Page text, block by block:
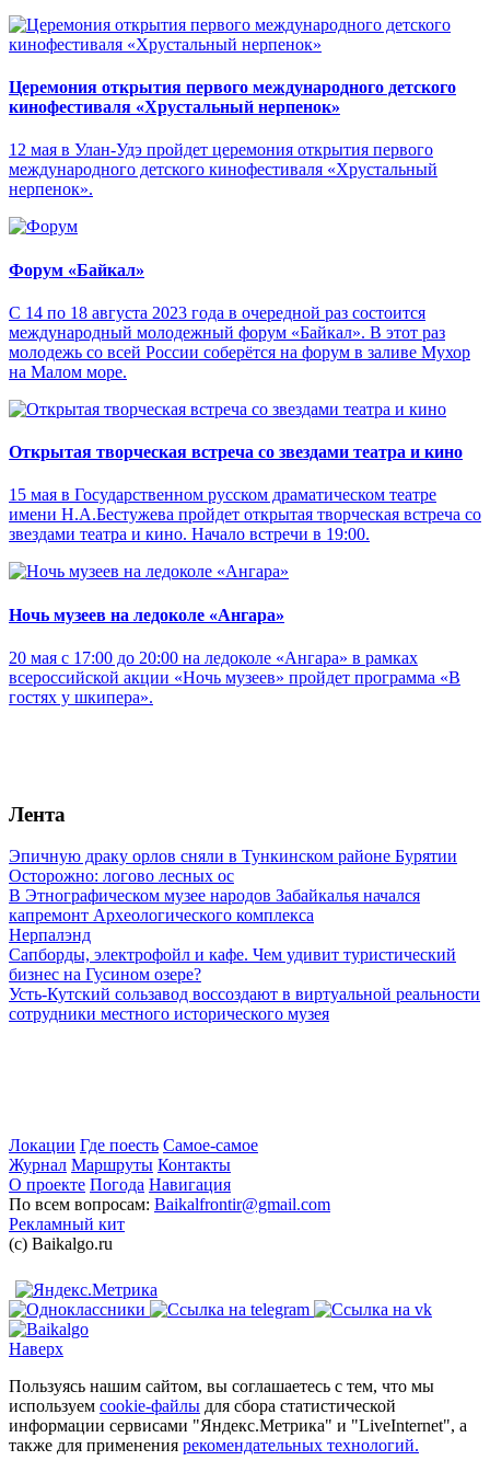
Церемония открытия первого международного детского
кинофестиваля «Хрустальный нерпенок»
12 мая в Улан-Удэ пройдет церемония открытия первого
международного детского кинофестиваля «Хрустальный
нерпенок».
Форум «Байкал»
С 14 по 18 августа 2023 года в очередной раз состоится
международный молодежный форум «Байкал». В этот раз
молодежь со всей России соберётся на форум в заливе Мухор
на Малом море.
Открытая творческая встреча со звездами театра и кино
15 мая в Государственном русском драматическом театре
имени Н.А.Бестужева пройдет открытая творческая встреча со
звездами театра и кино. Начало встречи в 19:00.
Ночь музеев на ледоколе «Ангара»
20 мая с 17:00 до 20:00 на ледоколе «Ангара» в рамках
всероссийской акции «Ночь музеев» пройдет программа «В
гостях у шкипера».
Лента
Эпичную драку орлов сняли в Тункинском районе Бурятии
Осторожно: логово лесных ос
В Этнографическом музее народов Забайкалья начался
капремонт Археологического комплекса
Нерпалэнд
Сапборды, электрофойл и кафе. Чем удивит туристический
бизнес на Гусином озере?
Усть-Кутский сользавод воссоздают в виртуальной реальности
сотрудники местного исторического музея
Локации Где поесть Самое-самое
Журнал Маршруты Контакты
О проекте Погода Навигация
По всем вопросам: Baikalfrontir@gmail.com
Рекламный кит
(с) Baikalgo.ru
Наверх
Пользуясь нашим сайтом, вы соглашаетесь с тем, что мы
используем cookie-файлы для сбора статистической
информации сервисами "Яндекс.Метрика" и "LiveInternet", а
также для применения рекомендательных технологий.